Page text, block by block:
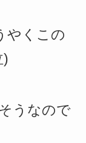
やくこの
)
うなので